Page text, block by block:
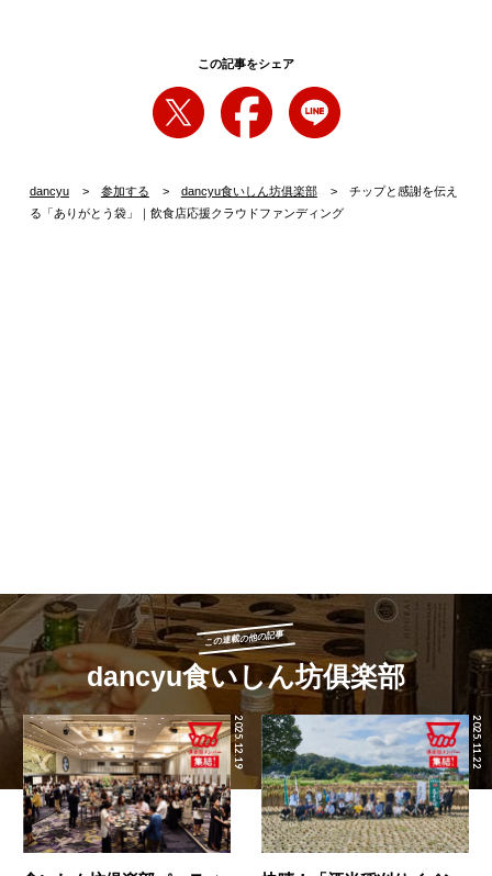
この記事をシェア
dancyu 参加する dancyu食いしん坊俱楽部
チップと感謝を伝え
る「ありがとう袋」｜飲食店応援クラウドファンディング
この連載の他の記事
dancyu食いしん坊俱楽部
2025.12.19 2025.11.22